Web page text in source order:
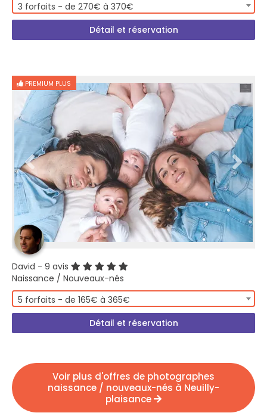
3 forfaits - de 270€ à 370€
Détail et réservation
PREMIUM PLUS
David - 9 avis
Naissance / Nouveaux-nés
5 forfaits - de 165€ à 365€
Détail et réservation
Voir plus d'offres de photographes
naissance / nouveaux-nés à Neuilly-
plaisance